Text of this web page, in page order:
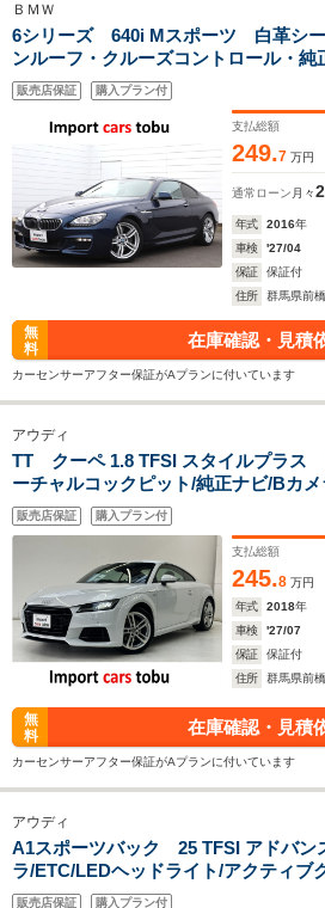
ＢＭＷ
6シリーズ 640i Mスポーツ 白革シー
ンルーフ・クルーズコントロール・純
フルセグ・LEDヘッドライト
販売店保証 購入プラン付
支払総額
249.7 万円
通常ローン 月々
年式 2016年
車検
'27/04
保証
保証付
住所
群馬県前
無
料
在庫確認・見積
カーセンサーアフター保証がAプランに付いています
アウディ
TT クーペ 1.8 TFSI スタイルプラス
ーチャルコックピット/純正ナビ/Bカ
ト/フルセグTV/パドルシフト/ブライン
障害物センサー/純正アルミホイール/
販売店保証 購入プラン付
支払総額
245.8 万円
年式
2018年
車検
'27/07
保証
保証付
住所
群馬県前
無
料
在庫確認・見積
カーセンサーアフター保証がAプランに付いています
アウディ
A1スポーツバック 25 TFSI アドバ
ラ/ETC/LEDヘッドライト/アクティブ
ラインドスポットモニター/バーチャル
販売店保証 購入プラン付